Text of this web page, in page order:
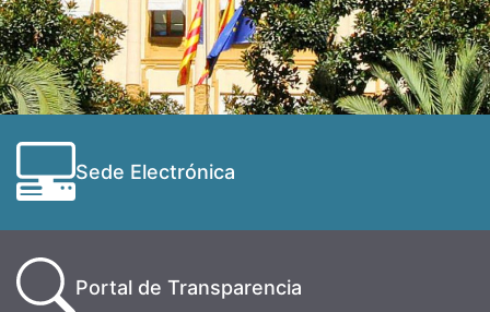
Sede Electrónica
Portal de Transparencia